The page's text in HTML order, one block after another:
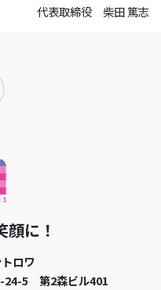
代表取締役 柴田 篤志
に！
ロワ
24-5 第2森ビル401